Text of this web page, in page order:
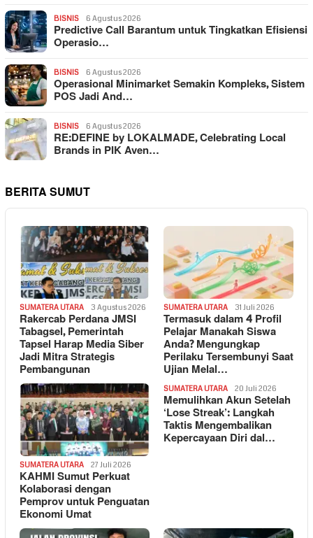
BISNIS 6 Agustus 2026
Predictive Call Barantum untuk Tingkatkan Efisiensi
Operasio…
BISNIS 6 Agustus 2026
Operasional Minimarket Semakin Kompleks, Sistem
POS Jadi And…
BISNIS 6 Agustus 2026
RE:DEFINE by LOKALMADE, Celebrating Local
Brands in PIK Aven…
BERITA SUMUT
SUMATERA UTARA 3 Agustus 2026
Rakercab Perdana JMSI
Tabagsel, Pemerintah
Tapsel Harap Media Siber
Jadi Mitra Strategis
Pembangunan
SUMATERA UTARA 31 Juli 2026
Termasuk dalam 4 Profil
Pelajar Manakah Siswa
Anda? Mengungkap
Perilaku Tersembunyi Saat
Ujian Melal…
SUMATERA UTARA 27 Juli 2026
KAHMI Sumut Perkuat
Kolaborasi dengan
Pemprov untuk Penguatan
Ekonomi Umat
SUMATERA UTARA 20 Juli 2026
Memulihkan Akun Setelah
‘Lose Streak’: Langkah
Taktis Mengembalikan
Kepercayaan Diri dal…